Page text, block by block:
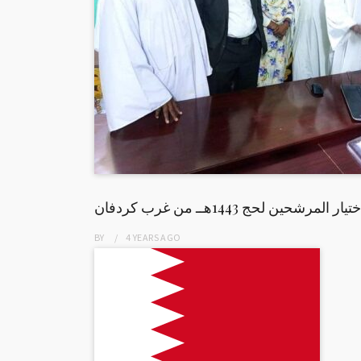
المرشحين لحج 1443هــ من غرب كردفان
BY 4 YEARSAGO